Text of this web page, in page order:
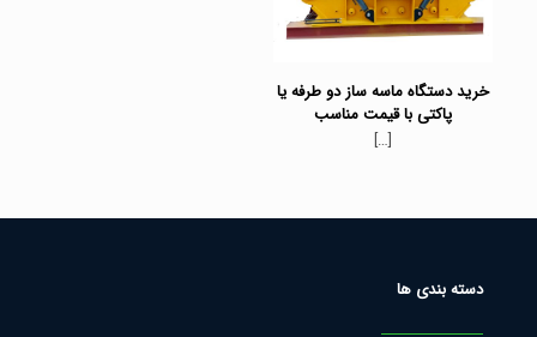
خرید دستگاه ماسه ساز دو طرفه یا
پاکتی با قیمت مناسب
[…]
دسته بندی ها